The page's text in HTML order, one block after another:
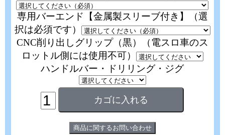
専用バーエンド【金属製スリーブ付き】（選
択は必須です）
CNC削り出しグリップ（黒）（電スロ車のス
ロットル側には使用不可）
ハンドルバー・ドリリング・ジグ